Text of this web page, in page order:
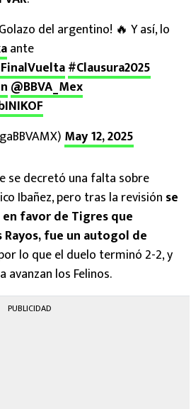
del argentino! 🔥 Y así, lo
ante
#Clausura2025
@BBVA_Mex
May 12, 2025
se decretó una falta sobre
Ibañez, pero tras la revisiónse
favor de Tigres que
fue un autogol de
lo que el duelo terminó 2-2, y
avanzan los Felinos.
PUBLICIDAD